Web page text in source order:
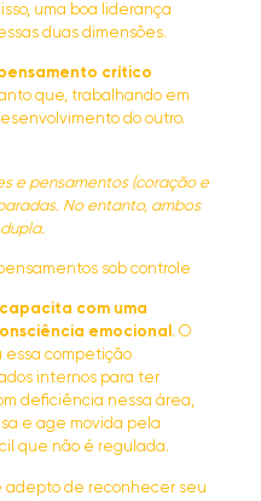
uma boa liderança
duas dimensões.
crítico
que, trabalhando em
do outro.
e pensamentos (coração e
No entanto, ambos
sob controle
com uma
emocional . O
essa competição
internos para ter
deficiência nessa área,
e age movida pela
que não é regulada.
adepto de reconhecer seu